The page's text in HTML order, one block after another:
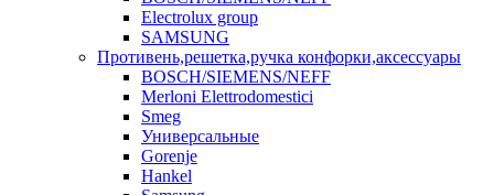
Electrolux group
SAMSUNG
Противень,решетка,ручка конфорки,аксессуары
BOSCH/SIEMENS/NEFF
Merloni Elettrodomestici
Smeg
Универсальные
Gorenje
Hankel